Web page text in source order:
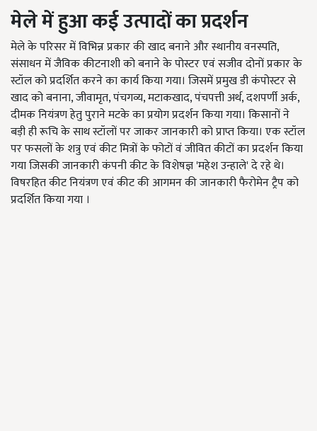
मेले में हुआ कई उत्पादों का प्रदर्शन
मेले के परिसर में विभिन्न प्रकार की खाद बनाने और स्थानीय वनस्पति,
संसाधन में जैविक कीटनाशी को बनाने के पोस्टर एवं सजीव दोनों प्रकार के
स्टॉल को प्रदर्शित करने का कार्य किया गया। जिसमें प्रमुख डी कंपोस्टर से
खाद को बनाना, जीवामृत, पंचगव्य, मटाकखाद, पंचपत्ती अर्थ, दशपर्णी अर्क,
दीमक नियंत्रण हेतु पुराने मटके का प्रयोग प्रदर्शन किया गया। किसानों ने
बड़ी ही रूचि के साथ स्टॉलों पर जाकर जानकारी को प्राप्त किया। एक स्टॉल
पर फसलों के शत्रु एवं कीट मित्रों के फोटों वं जीवित कीटों का प्रदर्शन किया
गया जिसकी जानकारी कंपनी कीट के विशेषज्ञ 'महेश उन्हाले' दे रहे थे।
विषरहित कीट नियंत्रण एवं कीट की आगमन की जानकारी फैरोमेन ट्रैप को
प्रदर्शित किया गया ।